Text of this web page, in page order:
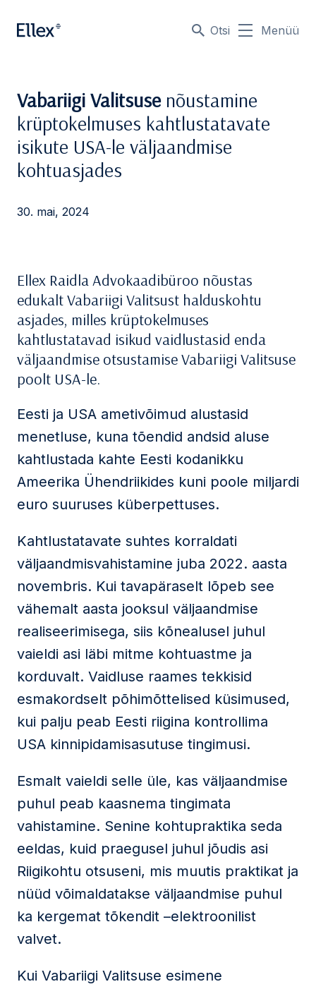
Otsi Menüü
Vabariigi Valitsusenõustamine
krüptokelmuses kahtlustatavate
isikute USA-le väljaandmise
kohtuasjades
30. mai, 2024
Ellex Raidla Advokaadibüroo nõustas
edukalt Vabariigi Valitsust halduskohtu
asjades, milles krüptokelmuses
kahtlustatavad isikud vaidlustasid enda
väljaandmise otsustamise Vabariigi Valitsuse
poolt USA-le.
Eesti ja USA ametivõimud alustasid
menetluse, kuna tõendid andsid aluse
kahtlustada kahte Eesti kodanikku
Ameerika Ühendriikides kuni poole miljardi
euro suuruses küberpettuses.
Kahtlustatavate suhtes korraldati
väljaandmisvahistamine juba 2022. aasta
novembris. Kui tavapäraselt lõpeb see
vähemalt aasta jooksul väljaandmise
realiseerimisega, siis kõnealusel juhul
vaieldi asi läbi mitme kohtuastme ja
korduvalt. Vaidluse raames tekkisid
esmakordselt põhimõttelised küsimused,
kui palju peab Eesti riigina kontrollima
USA kinnipidamisasutuse tingimusi.
Esmalt vaieldi selle üle, kas väljaandmise
puhul peab kaasnema tingimata
vahistamine. Senine kohtupraktika seda
eeldas, kuid praegusel juhul jõudis asi
Riigikohtu otsuseni, mis muutis praktikat ja
nüüd võimaldatakse väljaandmise puhul
ka kergemat tõkendit –elektroonilist
valvet.
Kui Vabariigi Valitsuse esimene